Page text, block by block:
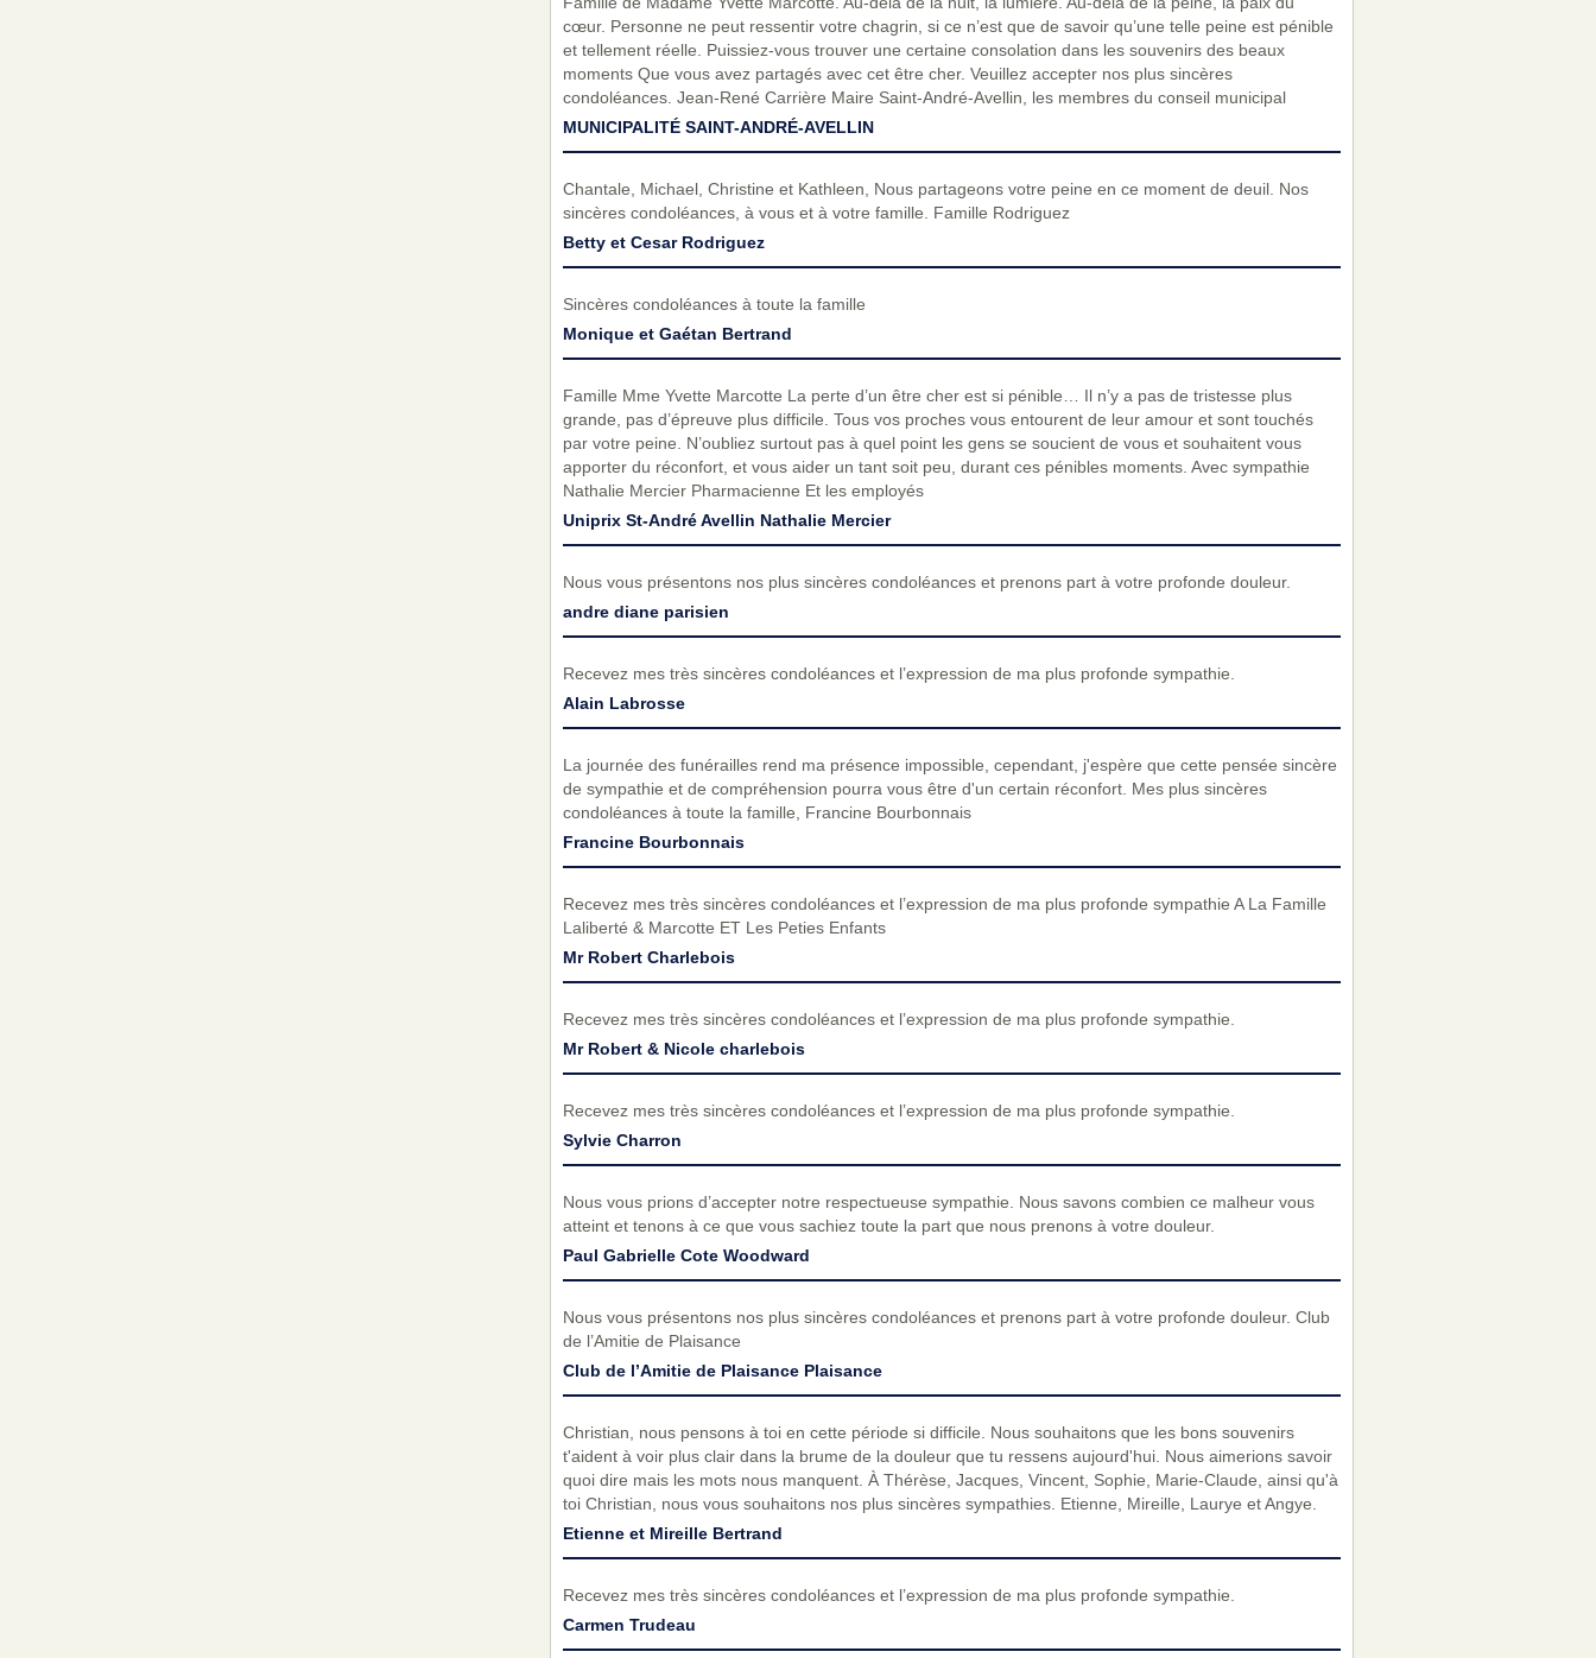
cœur. Personne ne peut ressentir votre chagrin, si ce n’est que de savoir qu’une telle peine est pénible
et tellement réelle. Puissiez-vous trouver une certaine consolation dans les souvenirs des beaux
moments Que vous avez partagés avec cet être cher. Veuillez accepter nos plus sincères
condoléances. Jean-René Carrière Maire Saint-André-Avellin, les membres du conseil municipal
MUNICIPALITÉ SAINT-ANDRÉ-AVELLIN
Chantale, Michael, Christine et Kathleen, Nous partageons votre peine en ce moment de deuil. Nos
sincères condoléances, à vous et à votre famille. Famille Rodriguez
Betty et Cesar Rodriguez
Sincères condoléances à toute la famille
Monique et Gaétan Bertrand
Famille Mme Yvette Marcotte La perte d’un être cher est si pénible… Il n’y a pas de tristesse plus
grande, pas d’épreuve plus difficile. Tous vos proches vous entourent de leur amour et sont touchés
par votre peine. N’oubliez surtout pas à quel point les gens se soucient de vous et souhaitent vous
apporter du réconfort, et vous aider un tant soit peu, durant ces pénibles moments. Avec sympathie
Nathalie Mercier Pharmacienne Et les employés
Uniprix St-André Avellin Nathalie Mercier
Nous vous présentons nos plus sincères condoléances et prenons part à votre profonde douleur.
andre diane parisien
Recevez mes très sincères condoléances et l’expression de ma plus profonde sympathie.
Alain Labrosse
La journée des funérailles rend ma présence impossible, cependant, j'espère que cette pensée sincère
de sympathie et de compréhension pourra vous être d'un certain réconfort. Mes plus sincères
condoléances à toute la famille, Francine Bourbonnais
Francine Bourbonnais
Recevez mes très sincères condoléances et l’expression de ma plus profonde sympathie A La Famille
Laliberté & Marcotte ET Les Peties Enfants
Mr Robert Charlebois
Recevez mes très sincères condoléances et l’expression de ma plus profonde sympathie.
Mr Robert & Nicole charlebois
Recevez mes très sincères condoléances et l’expression de ma plus profonde sympathie.
Sylvie Charron
Nous vous prions d’accepter notre respectueuse sympathie. Nous savons combien ce malheur vous
atteint et tenons à ce que vous sachiez toute la part que nous prenons à votre douleur.
Paul Gabrielle Cote Woodward
Nous vous présentons nos plus sincères condoléances et prenons part à votre profonde douleur. Club
de l’Amitie de Plaisance
Club de l’Amitie de Plaisance Plaisance
Christian, nous pensons à toi en cette période si difficile. Nous souhaitons que les bons souvenirs
t'aident à voir plus clair dans la brume de la douleur que tu ressens aujourd'hui. Nous aimerions savoir
quoi dire mais les mots nous manquent. À Thérèse, Jacques, Vincent, Sophie, Marie-Claude, ainsi qu'à
toi Christian, nous vous souhaitons nos plus sincères sympathies. Etienne, Mireille, Laurye et Angye.
Etienne et Mireille Bertrand
Recevez mes très sincères condoléances et l’expression de ma plus profonde sympathie.
Carmen Trudeau